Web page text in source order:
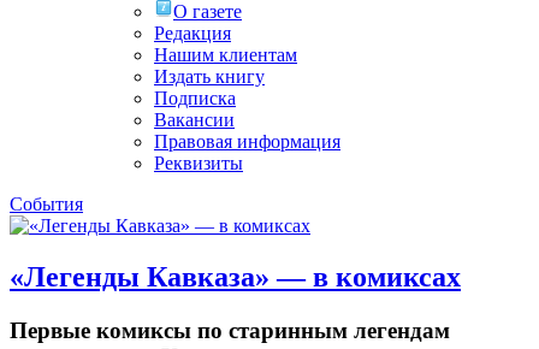
О газете
Редакция
Нашим клиентам
Издать книгу
Подписка
Вакансии
Правовая информация
Реквизиты
События
«Легенды Кавказа» — в комиксах
Первые комиксы по старинным легендам